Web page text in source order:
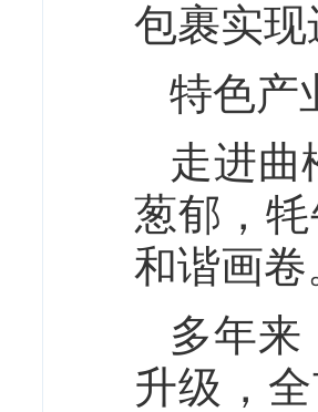
包裹实
特色产
走进曲
葱郁，
和谐画卷
多年来
升级，